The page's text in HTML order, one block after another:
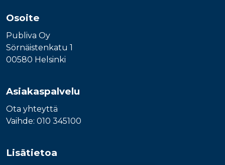
Osoite
Publiva Oy
Sörnäistenkatu 1
00580 Helsinki
Asiakaspalvelu
Ota yhteyttä
Vaihde: 010 345100
Lisätietoa